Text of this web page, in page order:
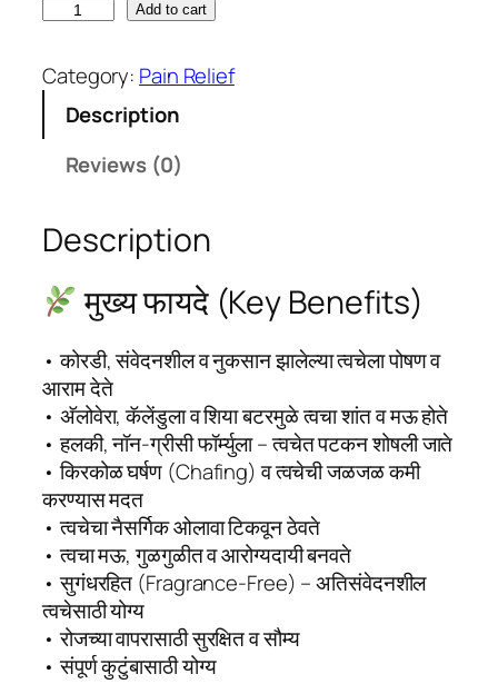
T
U
R
E
O
T
M
E
N
T
q
u
a
n
t
t
Add to cart
Category: Pain Relief
Description
Reviews (0)
Description
मुख्य फायदे (Key Benefits)
• कोरडी, संवेदनशील व नुकसान झालेल्या त्वचेला पोषण व
आराम देते
• अ‍ॅलोवेरा, कॅलेंडुला व शिया बटरमुळे त्वचा शांत व मऊ होते
• हलकी, नॉन-ग्रीसी फॉर्म्युला – त्वचेत पटकन शोषली जाते
• किरकोळ घर्षण (Chafing) व त्वचेची जळजळ कमी
करण्यास मदत
• त्वचेचा नैसर्गिक ओलावा टिकवून ठेवते
• त्वचा मऊ, गुळगुळीत व आरोग्यदायी बनवते
• सुगंधरहित (Fragrance-Free) – अतिसंवेदनशील
त्वचेसाठी योग्य
• रोजच्या वापरासाठी सुरक्षित व सौम्य
• संपूर्ण कुटुंबासाठी योग्य